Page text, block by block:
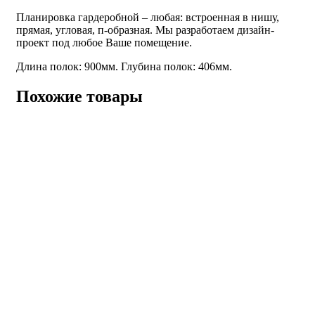
Планировка гардеробной – любая: встроенная в нишу,
прямая, угловая, п-образная. Мы разработаем дизайн-
проект под любое Ваше помещение.
Длина полок: 900мм. Глубина полок: 406мм.
Похожие товары